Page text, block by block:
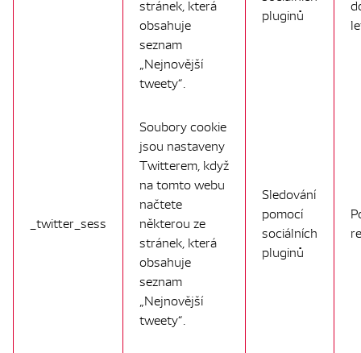
stránek, která
obsahuje
seznam
„Nejnovější
tweety“.
pluginů
_twitter_sess
Soubory cookie
jsou nastaveny
Twitterem, když
na tomto webu
načtete
některou ze
stránek, která
obsahuje
seznam
„Nejnovější
tweety“.
Sledování
pomocí
sociálních
pluginů